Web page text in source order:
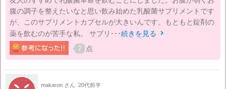
腹の調子を整えたいなと思い飲み始めた乳酸菌サプリメントです
が、このサプリメントカプセルが大きいんです。もともと錠剤の
薬を飲むのが苦手な私。 サプリ･･･続きを見る 
7 点
makaron さん 20代前半